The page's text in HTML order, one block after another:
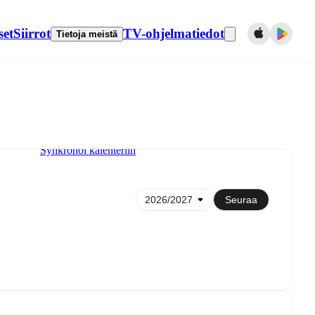
Siirrot Tietoja meistä TV-ohjelmatiedot
Synkronoi kalenteriin
Seuraa